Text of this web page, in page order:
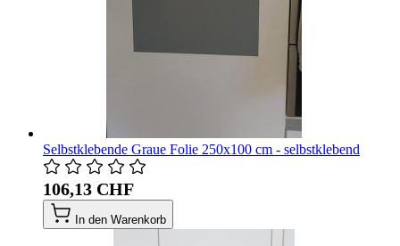
Selbstklebende Graue Folie 250x100 cm - selbstklebend
106,13 CHF
In den Warenkorb